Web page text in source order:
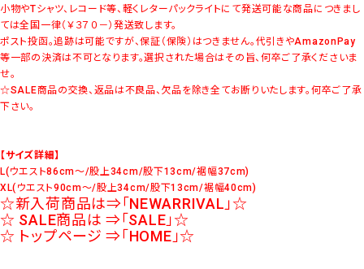
小物やTシャツ、レコード等、軽くレターパックライトにて発送可能な商品につきまし
ては全国一律（￥３７０－）発送致します。
ポスト投函。追跡は可能ですが、保証（保険）はつきません。代引きやAmazonPay
等一部の決済は不可となります。選択された場合はその旨、何卒ご了承くださいま
せ。
☆SALE商品の交換、返品は不良品、欠品を除き全てお断りいたします。何卒ご了承
下さい。
【サイズ詳細】
L(ウエスト86cm～/股上34cm/股下13cm/裾幅37cm)
XL(ウエスト90cm～/股上34cm/股下13cm/裾幅40cm)
☆新入荷商品は⇒「NEWARRIVAL」☆
☆ SALE商品は ⇒「SALE」☆
☆ トップページ ⇒「HOME」☆